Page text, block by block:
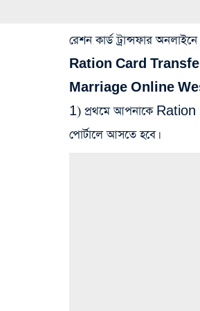
রেশন কার্ড ট্রান্সফার
Ration Card
Marriage Online
1) প্রথমে আপনাকে
পোর্টালে আসতে হবে।